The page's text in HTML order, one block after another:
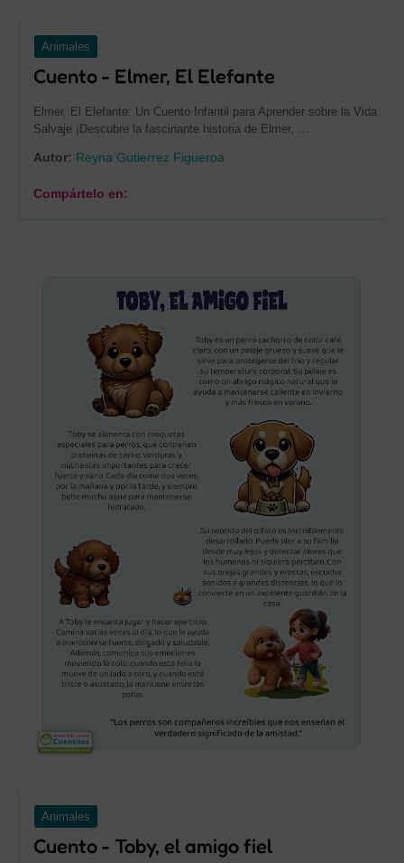
Animales
Cuento - Elmer, El Elefante
Elmer, El Elefante: Un Cuento Infantil para Aprender sobre la Vida
Salvaje ¡Descubre la fascinante historia de Elmer, …
Autor: Reyna Gutierrez Figueroa
Compártelo en:
Animales
Cuento - Toby, el amigo fiel